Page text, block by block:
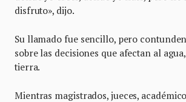
disfruto», dijo.
Su llamado fue sencillo, pero
sobre las decisiones que afectan al
tierra.
Mientras magistrados, jueces,